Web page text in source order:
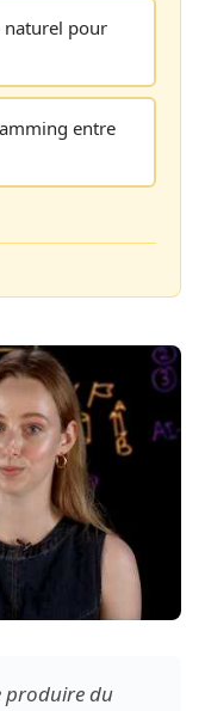
naturel pour
entre
produire du